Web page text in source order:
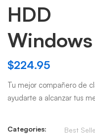
HDD
Windows
$224.95
Tu mejor compañero de
ayudarte a alcanzar tus
Categories: Best